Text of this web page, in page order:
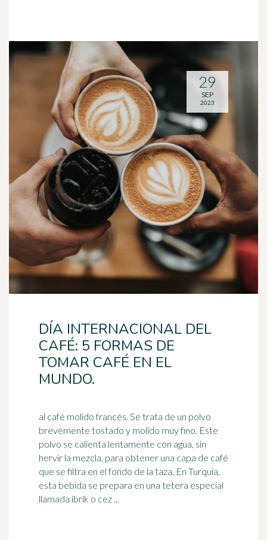
DÍA INTERNACIONAL DEL
CAFÉ: 5 FORMAS DE
TOMAR CAFÉ EN EL
MUNDO.
al café molido francés. Se trata de un polvo
brevemente tostado y molido muy fino. Este
polvo se calienta lentamente con agua, sin
hervir la mezcla, para obtener una capa de café
que se filtra en el fondo de la taza. En Turquía,
esta bebida se prepara en una tetera especial
llamada ibrik o cez ...
29
SEP
2023